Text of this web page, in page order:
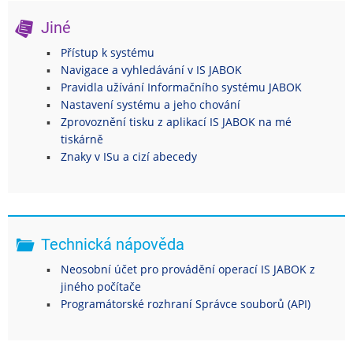
Jiné
Přístup k systému
Navigace a vyhledávání v IS JABOK
Pravidla užívání Informačního systému JABOK
Nastavení systému a jeho chování
Zprovoznění tisku z aplikací IS JABOK na mé
tiskárně
Znaky v ISu a cizí abecedy
Technická nápověda
Neosobní účet pro provádění operací IS JABOK z
jiného počítače
Programátorské rozhraní Správce souborů (API)